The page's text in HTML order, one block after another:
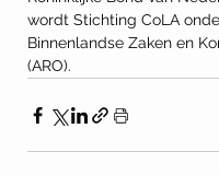
wordt Stichting CoLA
Binnenlandse Zaken en
(ARO).